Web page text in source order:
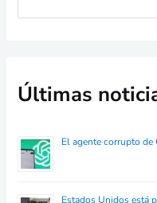
Últimas
El agente corrupto
Estados Unidos está